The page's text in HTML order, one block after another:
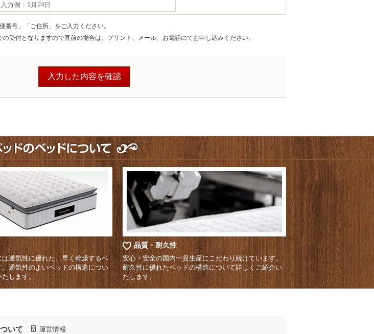
番号」「ご住所」をご入力ください。
受付となりますので直前の場合は、プリント、メール、お電話にてお申し込みください。
通気性に優れた、早く乾燥するベ
。通気性のよいベッドの構造につい
します。
品質・耐久性
安心・安全の国内一貫生産にこだわり続けています。
耐久性に優れたベッドの構造について詳しくご紹介い
たします。
いて 運営情報